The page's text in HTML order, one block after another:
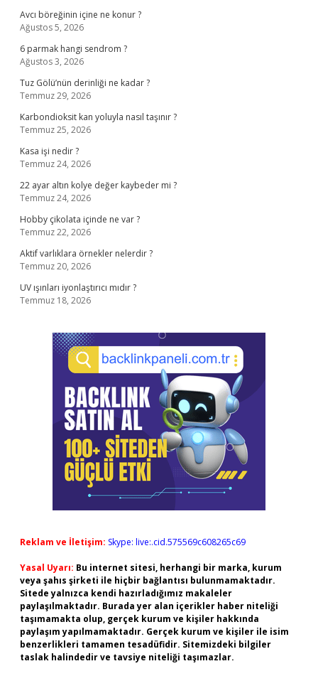
Avcı böreğinin içine ne konur ?
Ağustos 5, 2026
6 parmak hangi sendrom ?
Ağustos 3, 2026
Tuz Gölü’nün derinliği ne kadar ?
Temmuz 29, 2026
Karbondioksit kan yoluyla nasıl taşınır ?
Temmuz 25, 2026
Kasa işi nedir ?
Temmuz 24, 2026
22 ayar altın kolye değer kaybeder mi ?
Temmuz 24, 2026
Hobby çikolata içinde ne var ?
Temmuz 22, 2026
Aktif varlıklara örnekler nelerdir ?
Temmuz 20, 2026
UV ışınları iyonlaştırıcı mıdır ?
Temmuz 18, 2026
Reklam ve İletişim: Skype: live:.cid.575569c608265c69
Yasal Uyarı: Bu internet sitesi, herhangi bir marka, kurum
veya şahıs şirketi ile hiçbir bağlantısı bulunmamaktadır.
Sitede yalnızca kendi hazırladığımız makaleler
paylaşılmaktadır. Burada yer alan içerikler haber niteliği
taşımamakta olup, gerçek kurum ve kişiler hakkında
paylaşım yapılmamaktadır. Gerçek kurum ve kişiler ile isim
benzerlikleri tamamen tesadüfidir. Sitemizdeki bilgiler
taslak halindedir ve tavsiye niteliği taşımazlar.